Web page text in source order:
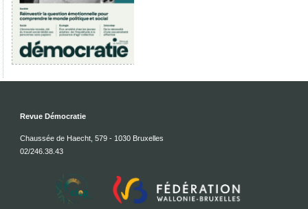
Revue Démocratie
Chaussée de Haecht, 579 - 1030 Bruxelles
02/246.38.43